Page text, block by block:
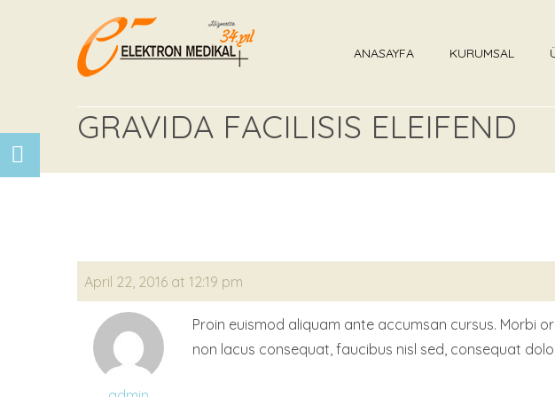
ANASAYFA KURUMSAL
GRAVIDA FACILISIS ELEIFEND
April 22, 2016 at 12:19 pm
Proin euismod aliquam ante accumsan cursus. Morbi
non lacus consequat, faucibus nisl sed, consequat